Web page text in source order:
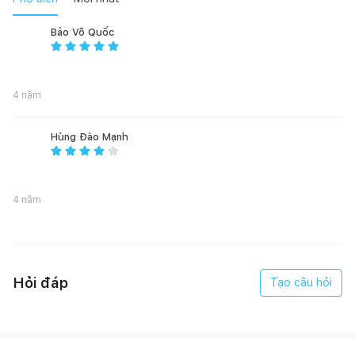
Quai treo túi rác 2 bên hông tiện lợi, nếu có phát sinh rác
sau khi đổ chỉ cần treo 2 bên.
Kích thước: 261 x 170 x 425 mm
Khối lượng: 716 g
Chất liệu: Nhựa PP (Polypropylen), LDPE nguyên sinh, hạt
Bảo Võ Quốc
4 năm
Hùng Đào Mạnh
4 năm
Hỏi đáp Tạo câu hỏi